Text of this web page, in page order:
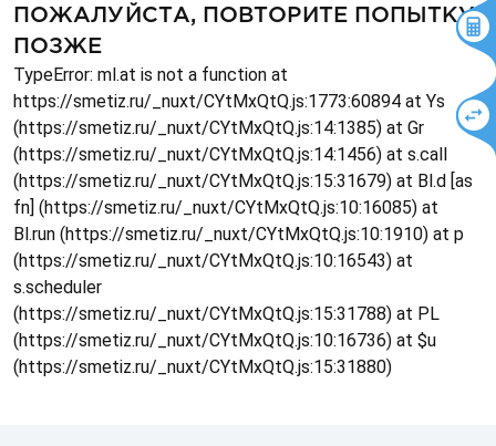
ПОЖАЛУЙСТА, ПОВТОРИТЕ ПОПЫТКУ
ПОЗЖЕ
TypeError: ml.at is not a function at
https://smetiz.ru/_nuxt/CYtMxQtQ.js:1773:60894 at Ys
(https://smetiz.ru/_nuxt/CYtMxQtQ.js:14:1385) at Gr
(https://smetiz.ru/_nuxt/CYtMxQtQ.js:14:1456) at s.call
(https://smetiz.ru/_nuxt/CYtMxQtQ.js:15:31679) at Bl.d [as
fn] (https://smetiz.ru/_nuxt/CYtMxQtQ.js:10:16085) at
Bl.run (https://smetiz.ru/_nuxt/CYtMxQtQ.js:10:1910) at p
(https://smetiz.ru/_nuxt/CYtMxQtQ.js:10:16543) at
s.scheduler
(https://smetiz.ru/_nuxt/CYtMxQtQ.js:15:31788) at PL
(https://smetiz.ru/_nuxt/CYtMxQtQ.js:10:16736) at $u
(https://smetiz.ru/_nuxt/CYtMxQtQ.js:15:31880)